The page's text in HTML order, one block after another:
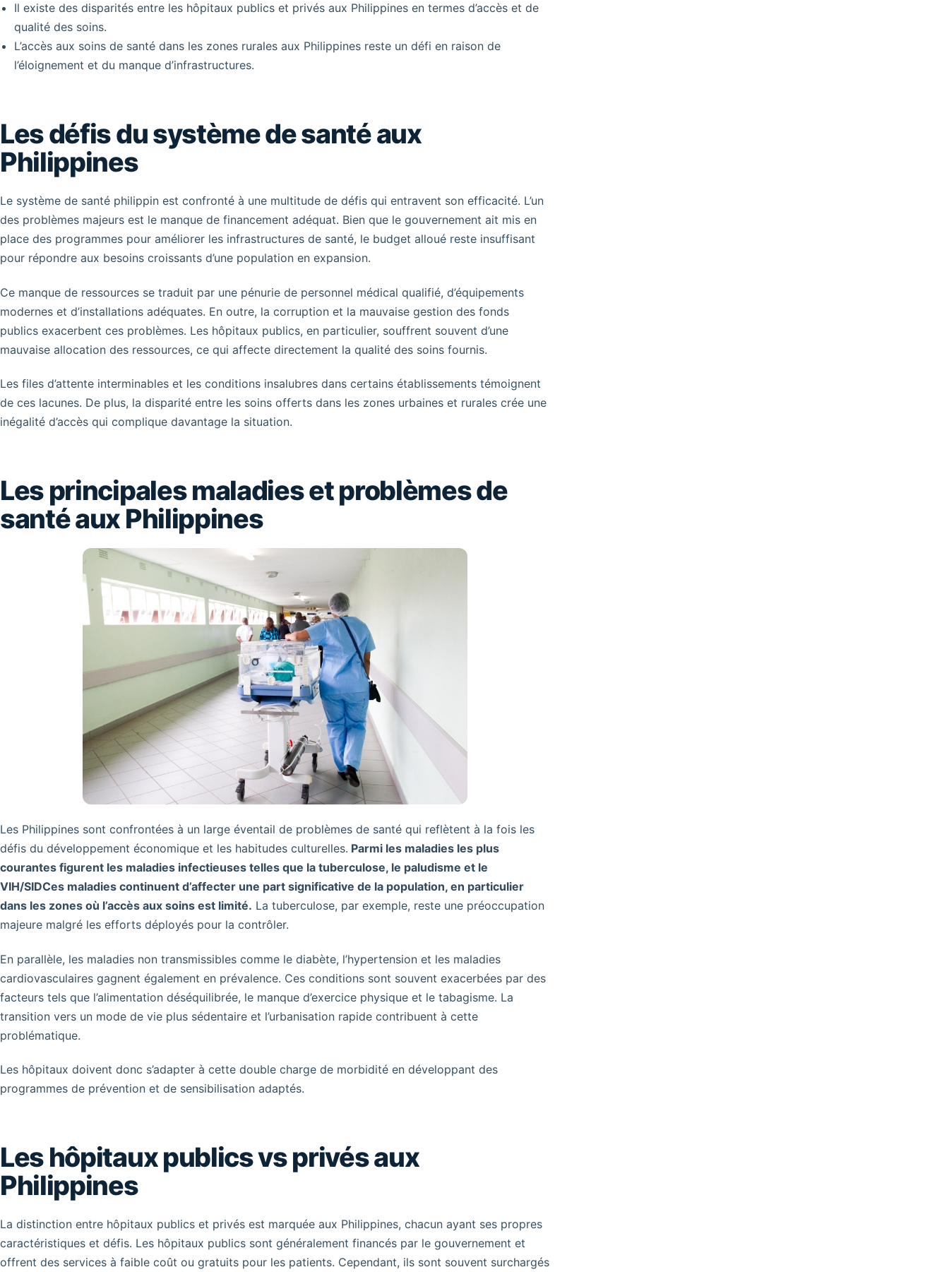
Il existe des disparités entre les hôpitaux publics et privés aux Philippines en termes d’accès et de
qualité des soins.
L’accès aux soins de santé dans les zones rurales aux Philippines reste un défi en raison de
l’éloignement et du manque d’infrastructures.
Les défis du système de santé aux
Philippines
Le système de santé philippin est confronté à une multitude de défis qui entravent son efficacité. L’un
des problèmes majeurs est le manque de financement adéquat. Bien que le gouvernement ait mis en
place des programmes pour améliorer les infrastructures de santé, le budget alloué reste insuffisant
pour répondre aux besoins croissants d’une population en expansion.
Ce manque de ressources se traduit par une pénurie de personnel médical qualifié, d’équipements
modernes et d’installations adéquates. En outre, la corruption et la mauvaise gestion des fonds
publics exacerbent ces problèmes. Les hôpitaux publics, en particulier, souffrent souvent d’une
mauvaise allocation des ressources, ce qui affecte directement la qualité des soins fournis.
Les files d’attente interminables et les conditions insalubres dans certains établissements témoignent
de ces lacunes. De plus, la disparité entre les soins offerts dans les zones urbaines et rurales crée une
inégalité d’accès qui complique davantage la situation.
Les principales maladies et problèmes de
santé aux Philippines
Les Philippines sont confrontées à un large éventail de problèmes de santé qui reflètent à la fois les
défis du développement économique et les habitudes culturelles. Parmi les maladies les plus
courantes figurent les maladies infectieuses telles que la tuberculose, le paludisme et le
VIH/SIDCes maladies continuent d’affecter une part significative de la population, en particulier
dans les zones où l’accès aux soins est limité. La tuberculose, par exemple, reste une préoccupation
majeure malgré les efforts déployés pour la contrôler.
En parallèle, les maladies non transmissibles comme le diabète, l’hypertension et les maladies
cardiovasculaires gagnent également en prévalence. Ces conditions sont souvent exacerbées par des
facteurs tels que l’alimentation déséquilibrée, le manque d’exercice physique et le tabagisme. La
transition vers un mode de vie plus sédentaire et l’urbanisation rapide contribuent à cette
problématique.
Les hôpitaux doivent donc s’adapter à cette double charge de morbidité en développant des
programmes de prévention et de sensibilisation adaptés.
Les hôpitaux publics vs privés aux
Philippines
La distinction entre hôpitaux publics et privés est marquée aux Philippines, chacun ayant ses propres
caractéristiques et défis. Les hôpitaux publics sont généralement financés par le gouvernement et
offrent des services à faible coût ou gratuits pour les patients. Cependant, ils sont souvent surchargés